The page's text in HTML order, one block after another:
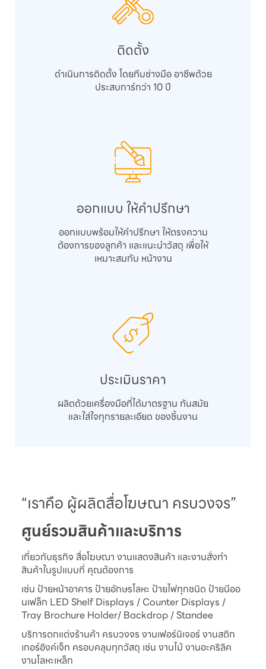
ติดตั้ง
ดำเนินการติดตั้ง โดยทีมช่างมือ อาชีพด้วย
ประสบการ์กว่า 10 ปี
ออกแบบ ให้คำปรึกษา
ออกแบบพร้อมให้คำปรึกษา ให้ตรงความ
ต้องการของลูกค้า และแนะนำวัสดุ เพื่อให้
เหมาะสมกับ หน้างาน
ประเมินราคา
ผลิตด้วยเครื่องมือที่ได้มาตรฐาน ทันสมัย
และใส่ใจทุกรายละเอียด ของชิ้นงาน
“เราคือ ผู้ผลิตสื่อโฆษณา ครบวงจร”
ศูนย์รวมสินค้าและบริการ
เกี่ยวกับธุรกิจ สื่อโฆษณา งานแสดงสินค้า และงานสั่งทำ
สินค้าในรูปแบบที่ คุณต้องการ
เช่น ป้ายหน้าอาคาร ป้ายอักษรโลหะ ป้ายไฟทุกชนิด ป้ายนีออ
นเฟล็ก LED Shelf Displays / Counter Displays /
Tray Brochure Holder/ Backdrop / Standee
บริการตกแต่งร้านค้า ครบวงจร งานเฟอร์นิเจอร์ งานสติก
เกอร์อิงค์เจ็ท ครอบคลุมทุกวัสดุ เช่น งานไม้ งานอะคริลิค
งานโลหะเหล็ก